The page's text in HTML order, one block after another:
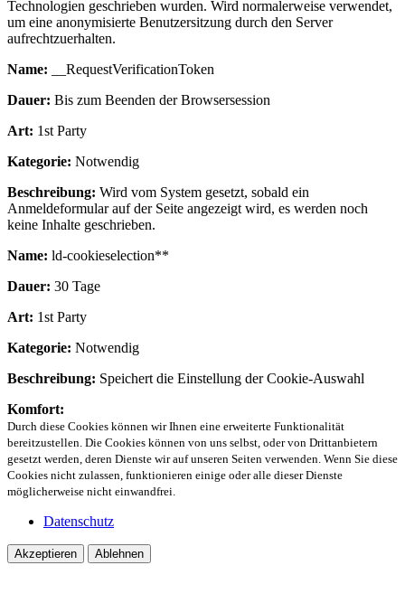
Technologien geschrieben wurden. Wird normalerweise verwendet,
um eine anonymisierte Benutzersitzung durch den Server
aufrechtzuerhalten.
Name: __RequestVerificationToken
Dauer: Bis zum Beenden der Browsersession
Art: 1st Party
Kategorie: Notwendig
Beschreibung: Wird vom System gesetzt, sobald ein
Anmeldeformular auf der Seite angezeigt wird, es werden noch
keine Inhalte geschrieben.
Name: ld-cookieselection**
Dauer: 30 Tage
Art: 1st Party
Kategorie: Notwendig
Beschreibung: Speichert die Einstellung der Cookie-Auswahl
Komfort:
Durch diese Cookies können wir Ihnen eine erweiterte Funktionalität
bereitzustellen. Die Cookies können von uns selbst, oder von Drittanbietern
gesetzt werden, deren Dienste wir auf unseren Seiten verwenden. Wenn Sie diese
Cookies nicht zulassen, funktionieren einige oder alle dieser Dienste
möglicherweise nicht einwandfrei.
Datenschutz
Akzeptieren Ablehnen